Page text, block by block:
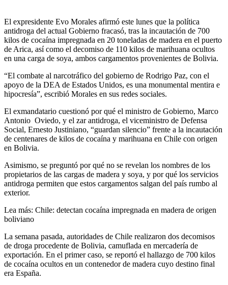
El expresidente Evo Morales afirmó este lunes que la política
antidroga del actual Gobierno fracasó, tras la incautación de 700
kilos de cocaína impregnada en 20 toneladas de madera en el puerto
de Arica, así como el decomiso de 110 kilos de marihuana ocultos
en una carga de soya, ambos cargamentos provenientes de Bolivia.
“El combate al narcotráfico del gobierno de Rodrigo Paz, con el
apoyo de la DEA de Estados Unidos, es una monumental mentira e
hipocresía”, escribió Morales en sus redes sociales.
El exmandatario cuestionó por qué el ministro de Gobierno, Marco
Antonio Oviedo, y el zar antidroga, el viceministro de Defensa
Social, Ernesto Justiniano, “guardan silencio” frente a la incautación
de centenares de kilos de cocaína y marihuana en Chile con origen
en Bolivia.
Asimismo, se preguntó por qué no se revelan los nombres de los
propietarios de las cargas de madera y soya, y por qué los servicios
antidroga permiten que estos cargamentos salgan del país rumbo al
exterior.
Lea más: Chile: detectan cocaína impregnada en madera de origen
boliviano
La semana pasada, autoridades de Chile realizaron dos decomisos
de droga procedente de Bolivia, camuflada en mercadería de
exportación. En el primer caso, se reportó el hallazgo de 700 kilos
de cocaína ocultos en un contenedor de madera cuyo destino final
era España.